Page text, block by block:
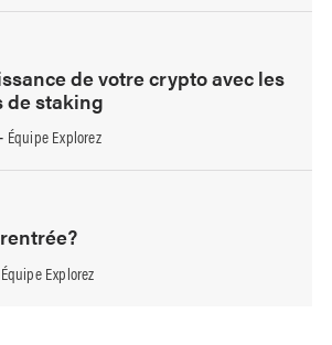
de votre crypto avec les
de staking
Équipe Explorez
Équipe Explorez